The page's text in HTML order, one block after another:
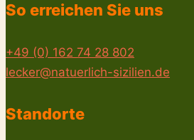
So erreichen Sie uns
+49 (0) 162 74 28 802
lecker@natuerlich-sizilien.de
Standorte